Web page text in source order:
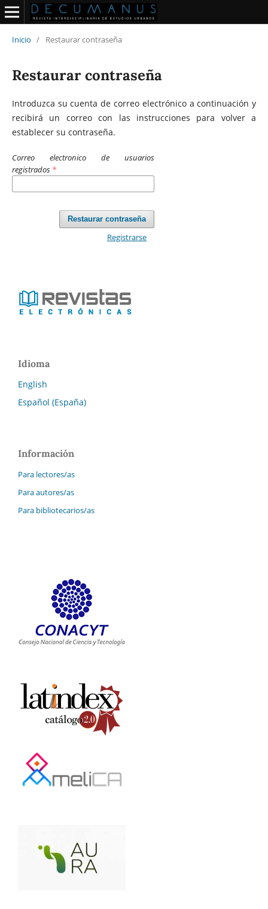
Inicio / Restaurar contraseña
Restaurar contraseña
Introduzca su cuenta de correo electrónico a continuación y
recibirá un correo con las instrucciones para volver a
establecer su contraseña.
Correo electronico de usuarios
registrados *
Restaurar contraseña
Registrarse
Idioma
English
Español (España)
Información
Para lectores/as
Para autores/as
Para bibliotecarios/as